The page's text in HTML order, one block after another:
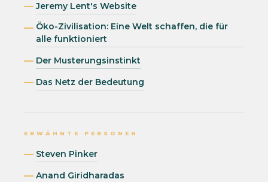
Jeremy Lent's Website
Öko-Zivilisation: Eine Welt schaffen, die für
alle funktioniert
Der Musterungsinstinkt
Das Netz der Bedeutung
ERWÄHNTE PERSONEN
Steven Pinker
Anand Giridharadas